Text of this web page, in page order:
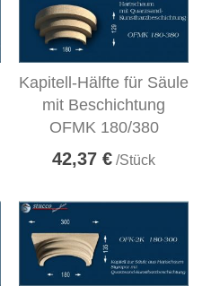
Kapitell-Hälfte für Säule
mit Beschichtung
OFMK 180/380
42,37 € /Stück